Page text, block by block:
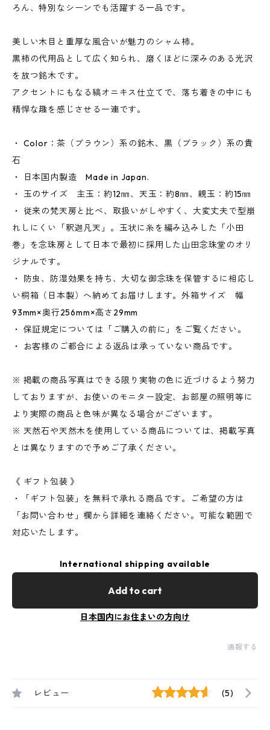
ろん、特別なシーンでも活躍する一品です。
美しい木目と重厚な風合いが魅力のシャム柿。
黒柿の代用品として広く知られ、磨くほどに深みのある光沢
を放つ銘木です。
アクセントにもなる縞オニキス仕立てで、落ち着きの中にも
精悍な趣を感じさせる一連です。
・ Color：茶（ブラウン）系の銘木、黒（ブラック）系の貴
石
・ 日本国内製造 Made in Japan.
・ 玉のサイズ 主玉：約12㎜、天玉：約8㎜、親玉：約15㎜
・ 従来の梵天房と比べ、取扱いがしやすく、大変丈夫で型崩
れしにくい「釈迦凡天」。玉状に糸を編み込みした「小田
巻」を念珠房として日本で最初に採用した山田念珠堂のオリ
ジナルです。
・ 防虫、防湿効果を持ち、大切な御念珠を保管するに相応し
い桐箱（日本製）へ納めてお届けします。外箱サイズ 幅
93mm×奥行256mm×高さ29mm
・ 保証規定については「ご購入の前に」をご覧ください。
・ お客様のご都合による返品は承っていない商品です。
※ 掲載の商品写真はできる限り実物の色に近づけるよう努力
しておりますが、お使いのモニター設定、お部屋の照明等に
より実際の商品と色味が異なる場合がございます。
※ 天然石や天然木を使用している商品については、掲載写真
とは異なりますので予めご了承ください。
《 ギフト包装 》
・「ギフト包装」を無料で承れる商品です。ご希望の方は
「お問い合わせ」欄から詳細を連絡ください。可能な範囲で
対応いたします。
International shipping available
Add to cart
日本国内にお住まいの方向け
通報する
レビュー (5)